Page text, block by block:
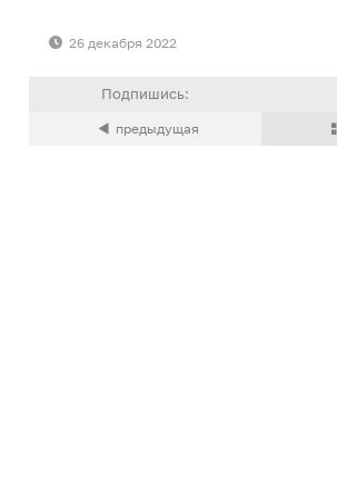
26 декабря 2022